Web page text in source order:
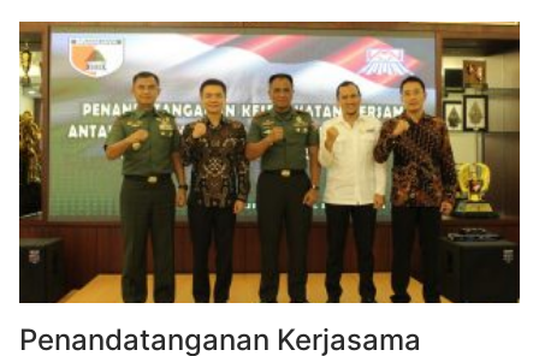
Penandatanganan Kerjasama